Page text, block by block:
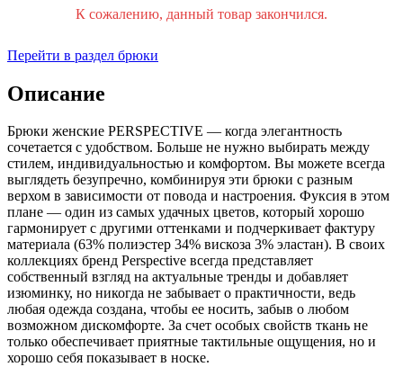
К сожалению, данный товар закончился.
Перейти в раздел брюки
Описание
Брюки женские PERSPECTIVE — когда элегантность
сочетается с удобством. Больше не нужно выбирать между
стилем, индивидуальностью и комфортом. Вы можете всегда
выглядеть безупречно, комбинируя эти брюки с разным
верхом в зависимости от повода и настроения. Фуксия в этом
плане — один из самых удачных цветов, который хорошо
гармонирует с другими оттенками и подчеркивает фактуру
материала (63% полиэстер 34% вискоза 3% эластан). В своих
коллекциях бренд Perspective всегда представляет
собственный взгляд на актуальные тренды и добавляет
изюминку, но никогда не забывает о практичности, ведь
любая одежда создана, чтобы ее носить, забыв о любом
возможном дискомфорте. За счет особых свойств ткань не
только обеспечивает приятные тактильные ощущения, но и
хорошо себя показывает в носке.